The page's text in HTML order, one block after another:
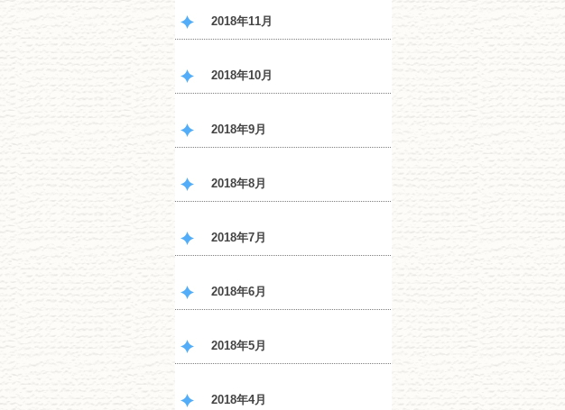
2018年11月
2018年10月
2018年9月
2018年8月
2018年7月
2018年6月
2018年5月
2018年4月